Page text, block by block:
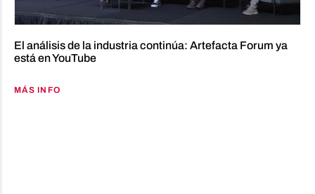
El análisis de la industria continúa: Artefacta Forum ya
está en YouTube
MÁS INFO